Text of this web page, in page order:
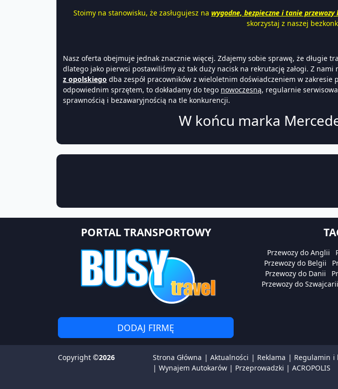
Stoimy na stanowisku, że zasługujesz na wygodne, bezpieczne i tanie
skorzystaj z naszej
Nasz oferta obejmuje jednak znacznie więcej. Zdajemy sobie sprawę, że długie
dlatego jako pierwsi postawiliśmy aż tak duży nacisk na rekrutację załogi. Z nami
z opolskiego dba zespół pracowników z wieloletnim doświadczeniem w
odpowiednim sprzętem, to dokładamy do tego nowoczesną, regularnie
sprawnością i bezawaryjnością na tle konkurencji.
W końcu marka
PORTAL TRANSPORTOWY
DODAJ FIRMĘ
Przewozy do Anglii
Przewozy do Belgii
Przewozy do Danii
Przewozy do Szwajcarii
Copyright ©2026 Strona Główna |Aktualności | Reklama | Regulamin i
| Wynajem Autokarów | Przeprowadzki | ACROPOLIS